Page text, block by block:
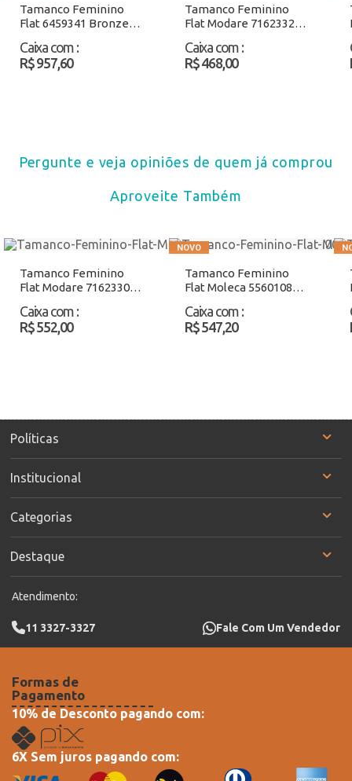
Tamanco Feminino
Flat 6459341 Bronze
Caixa com :
R$ 957,60
Tamanco Feminino
Flat Modare 7162332
Caixa com :
R$ 468,00
Pergunte e veja opiniões de quem já comprou
Aproveite Também
Tamanco Feminino
Flat Modare 7162330
Caixa com :
R$ 552,00
Tamanco Feminino
Flat Moleca 5560108
Caixa com :
R$ 547,20
Políticas
Institucional
Categorias
Destaque
Atendimento:
11 3327-3327 Fale Com Um Vendedor
Formas de
Pagamento
10% de Desconto pagando com:
6X Sem juros pagando com: